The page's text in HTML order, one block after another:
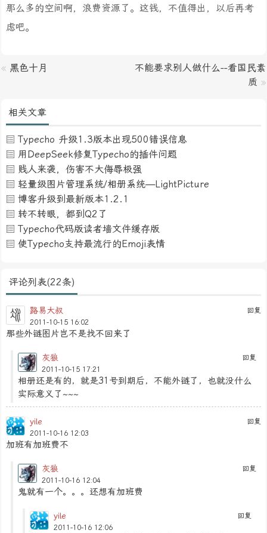
那么多的空间啊，浪费资源了。这钱，不值得出，以后再考
虑吧。
« 黑色十月
不能要求别人做什么--看国民素
质 »
相关文章
Typecho 升级1.3版本出现500错误信息
用DeepSeek修复Typecho的插件问题
贱人来袭，伤害不大侮辱极强
轻量级图片管理系统/相册系统—LightPicture
博客升级到最新版本1.2.1
转不转眼，都到Q2了
Typecho代码版读者墙文件缓存版
使Typecho支持最流行的Emoji表情
评论列表(22条)
回复
路易大叔
2011-10-15 16:02
那些外链图片岂不是找不回来了
回复
灰狼
2011-10-15 17:21
相册还是有的，就是31号到期后，不能外链了，也就没什么
实际意义了~~~
回复
yile
2011-10-16 12:03
加班有加班费不
回复
灰狼
2011-10-16 12:04
鬼就有一个。。。还想有加班费
回复
yile
2011-10-16 12:06